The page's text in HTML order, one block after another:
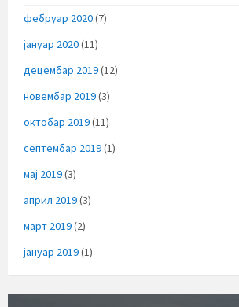
фебруар 2020(7)
јануар 2020(11)
децембар 2019(12)
новембар 2019(3)
октобар 2019(11)
септембар 2019(1)
мај 2019(3)
април 2019(3)
март 2019(2)
јануар 2019(1)